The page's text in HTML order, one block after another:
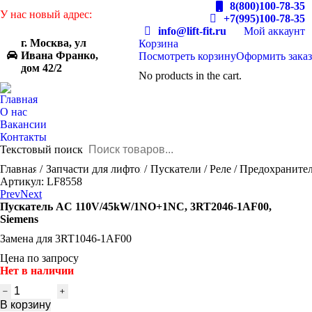
У нас новый адрес:
г. Москва, ул
Ивана Франко,
дом 42/2
8(800)100-78-35
+7(995)100-78-35
info@lift-fit.ru
Мой аккаунт
Корзина
Посмотреть корзинуОформить заказ
No products in the cart.
Главная
О нас
Вакансии
Контакты
Текстовый поиск
You are here:
Главная Запчасти для лифтов Пускатели / Реле /
Артикул: LF8558
PrevNext
Пускатель AC 110V/45kW/1NO+1NC, 3RT2046-1AF00,
Siemens
Замена для 3RT1046-1AF00
Цена по запросу
Нет в наличии
Количество
товара
В корзину